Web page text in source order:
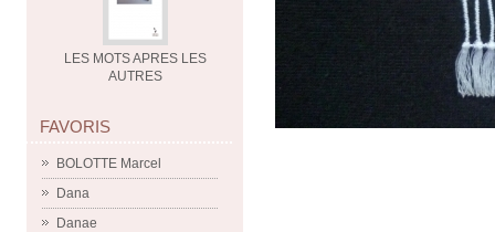
LES MOTS APRES LES
AUTRES
FAVORIS
BOLOTTE Marcel
Dana
Danae